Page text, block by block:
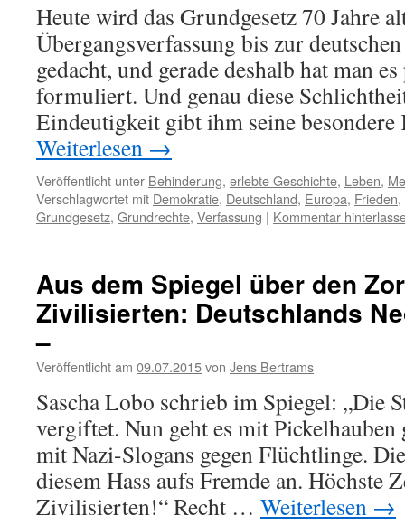
Heute wird das Grundgesetz 70 Jahre
Übergangsverfassung bis zur
gedacht, und gerade deshalb hat man
formuliert. Und genau diese
Eindeutigkeit gibt ihm seine
Weiterlesen →
Veröffentlicht unter Behinderung, erlebte Geschichte, Leben,
Verschlagwortet mit Demokratie, Deutschland, Europa, Frieden,
Grundgesetz, Grundrechte, Verfassung | Kommentar
Aus dem Spiegel über den
Zivilisierten: Deutschlands
–
Veröffentlicht am 09.07.2015von Jens Bertrams
Sascha Lobo schrieb im Spiegel: „Die
vergiftet. Nun geht es mit Pickelhauben
mit Nazi-Slogans gegen Flüchtlinge.
diesem Hass aufs Fremde an. Höchste
Zivilisierten!“ Recht … Weiterlesen →